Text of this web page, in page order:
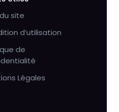
site
d’utilisation
de
Légales